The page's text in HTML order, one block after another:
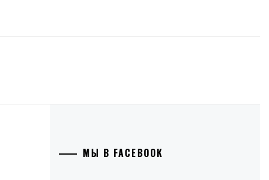
МЫ В FACEBOOK